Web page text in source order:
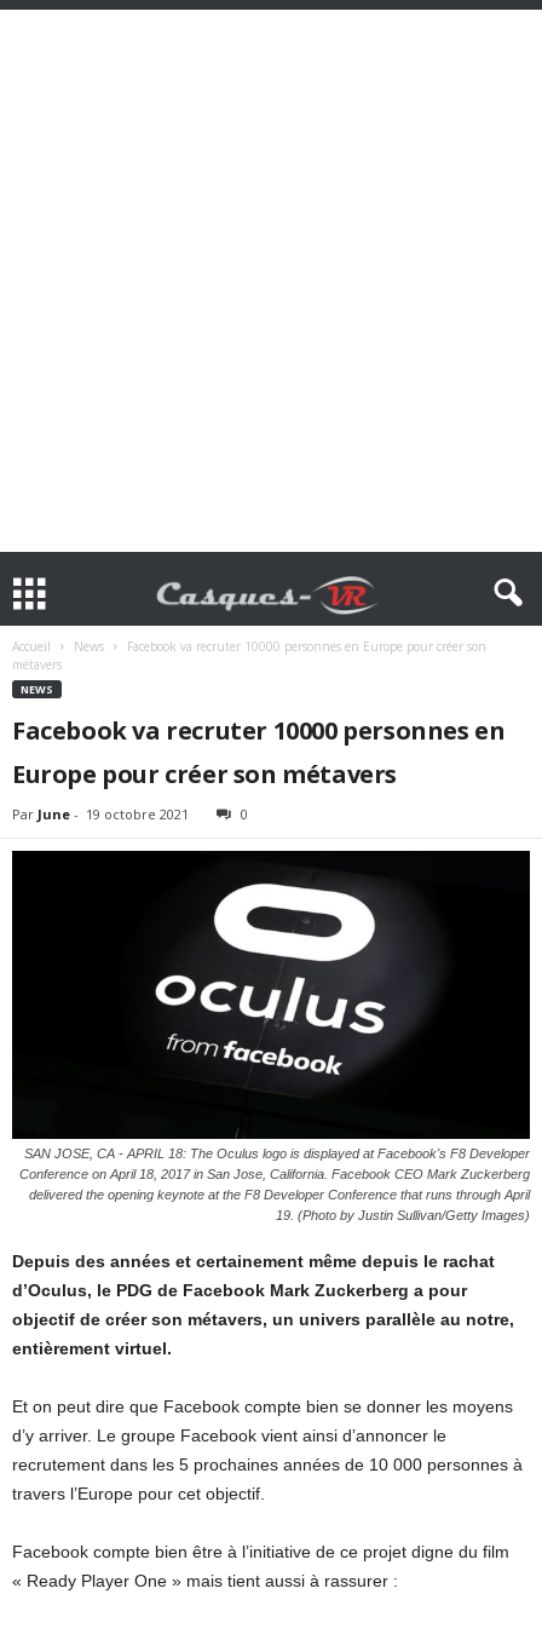
Accueil News
Facebook va recruter 10000 personnes en Europe pour créer son
métavers
NEWS
Facebook va recruter 10000 personnes en
Europe pour créer son métavers
Par June - 19 octobre 2021 0
SAN JOSE, CA - APRIL 18: The Oculus logo is displayed at Facebook's F8 Developer
Conference on April 18, 2017 in San Jose, California. Facebook CEO Mark Zuckerberg
delivered the opening keynote at the F8 Developer Conference that runs through April
19. (Photo by Justin Sullivan/Getty Images)
Depuis des années et certainement même depuis le rachat
d’Oculus, le PDG de Facebook Mark Zuckerberg a pour
objectif de créer son métavers, un univers parallèle au notre,
entièrement virtuel.
Et on peut dire que Facebook compte bien se donner les moyens
d’y arriver. Le groupe Facebook vient ainsi d’annoncer le
recrutement dans les 5 prochaines années de 10 000 personnes à
travers l’Europe pour cet objectif.
Facebook compte bien être à l’initiative de ce projet digne du film
« Ready Player One » mais tient aussi à rassurer :